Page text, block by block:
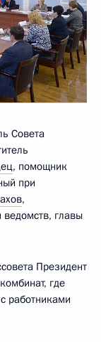
Совета
, помощник
при
,
ведомств, главы
Президент
где
работниками